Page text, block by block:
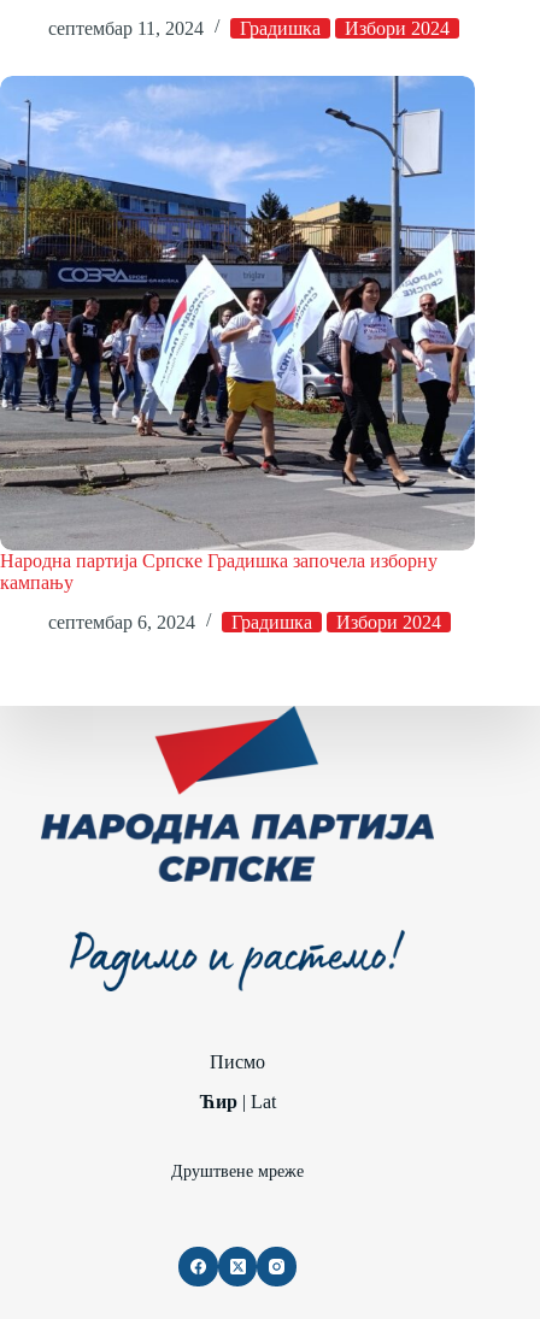
септембар 11, 2024
Градишка Избори 2024
Народна партија Српске Градишка започела изборну
кампању
септембар 6, 2024
Градишка Избори 2024
Писмо
Ћир| Lat
Друштвене мреже